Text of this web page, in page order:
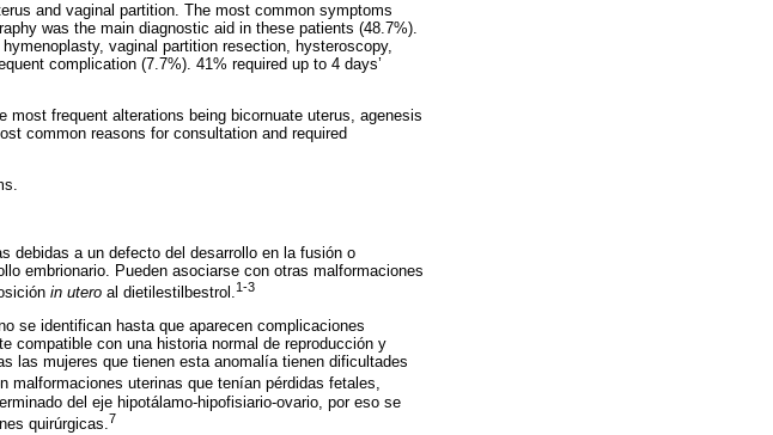
and vaginal partition. The most common symptoms
was the main diagnostic aid in these patients (48.7%).
vaginal partition resection, hysteroscopy,
complication (7.7%). 41% required up to 4 days’
frequent alterations being bicornuate uterus, agenesis
common reasons for consultation and required
debidas a un defecto del desarrollo en la fusión o
embrionario. Pueden asociarse con otras malformaciones
in utero al dietilestilbestrol.1-3
se identifican hasta que aparecen complicaciones
compatible con una historia normal de reproducción y
las mujeres que tienen esta anomalía tienen dificultades
malformaciones uterinas que tenían pérdidas fetales,
del eje hipotálamo-hipofisiario-ovario, por eso se
quirúrgicas.7